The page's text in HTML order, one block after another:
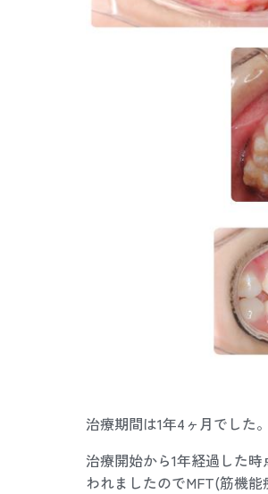
治療期間は1年4ヶ月でした。
治療開始から1年経過した
われましたのでMFT(筋機能